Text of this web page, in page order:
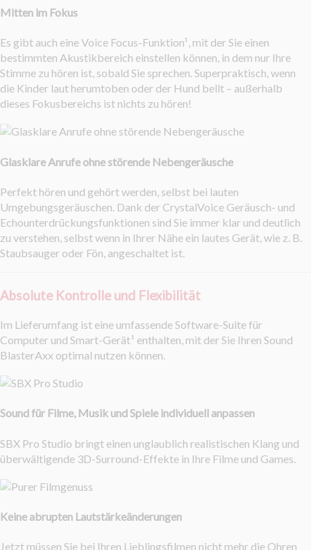
Mitten im Fokus
Es gibt auch eine Voice Focus-Funktion¹, mit der Sie einen
bestimmten Akustikbereich einstellen können, in dem nur Ihre
Stimme zu hören ist, sobald Sie sprechen. Superpraktisch, wenn
die Kinder laut herumtoben oder der Hund bellt – außerhalb
dieses Fokusbereichs ist nichts zu hören!
Glasklare Anrufe ohne störende Nebengeräusche
Perfekt hören und gehört werden, selbst bei lauten
Umgebungsgeräuschen. Dank der CrystalVoice Geräusch- und
Echounterdrückungsfunktionen sind Sie immer klar und deutlich
zu verstehen, selbst wenn in Ihrer Nähe ein lautes Gerät, wie z. B.
Staubsauger oder Fön, angeschaltet ist.
Absolute Kontrolle und Flexibilität
Im Lieferumfang ist eine umfassende Software-Suite für
Computer und Smart-Gerät¹ enthalten, mit der Sie Ihren Sound
BlasterAxx optimal nutzen können.
Sound für Filme, Musik und Spiele individuell anpassen
SBX Pro Studio bringt einen unglaublich realistischen Klang und
überwältigende 3D-Surround-Effekte in Ihre Filme und Games.
Keine abrupten Lautstärkeänderungen
Jetzt müssen Sie bei Ihren Lieblingsfilmen nicht mehr die Ohren